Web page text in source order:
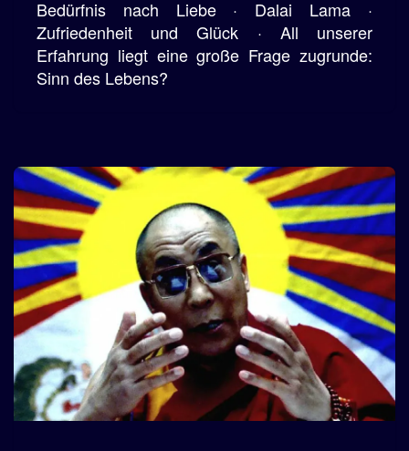
Bedürfnis nach Liebe · Dalai Lama ·
Zufriedenheit und Glück · All unserer
Erfahrung liegt eine große Frage zugrunde:
Sinn des Lebens?